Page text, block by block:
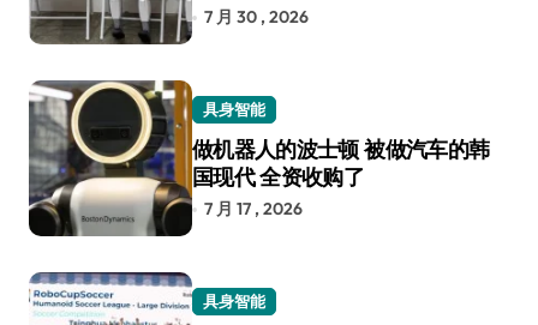
7 月 30 , 2026
具身智能
做机器人的波士顿 被做汽车的韩
国现代 全资收购了
7 月 17 , 2026
具身智能